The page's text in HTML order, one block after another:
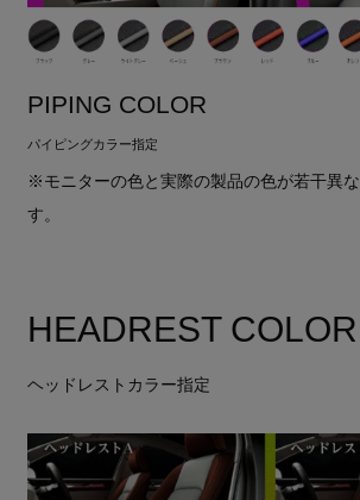
PIPING COLOR
パイピングカラー指定
※モニターの色と実際の製品の色が若干異
す。
HEADREST COLOR
ヘッドレストカラー指定